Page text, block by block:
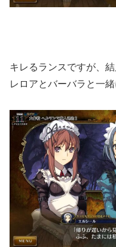
キレるランスですが、
レロアとバーバラと一